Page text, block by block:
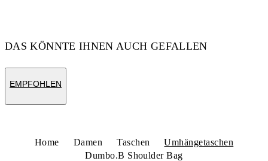
DAS KÖNNTE IHNEN AUCH GEFALLEN
EMPFOHLEN
Home Damen Taschen
Umhängetaschen
Dumbo.B Shoulder Bag